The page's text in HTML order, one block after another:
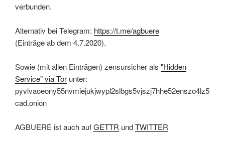
verbunden.
Alternativ bei Telegram: https://t.me/agbuere
(Einträge ab dem 4.7.2020).
Sowie (mit allen Einträgen) zensursicher als "Hidden
Service" via Tor unter:
pyvlvaoeony55nvmiejukjwypl2slbgs5vjszj7hhe52enszo4lz5
cad.onion
AGBUERE ist auch aufGETTR undTWITTER